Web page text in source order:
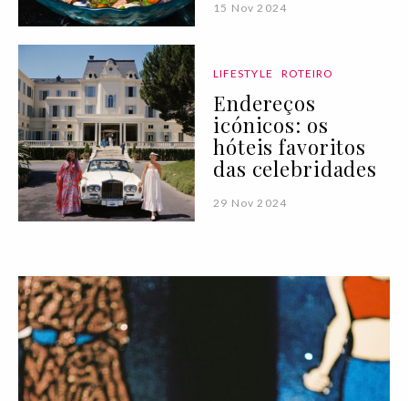
15 Nov 2024
LIFESTYLE ROTEIRO
Endereços
icónicos: os
hóteis favoritos
das celebridades
29 Nov 2024